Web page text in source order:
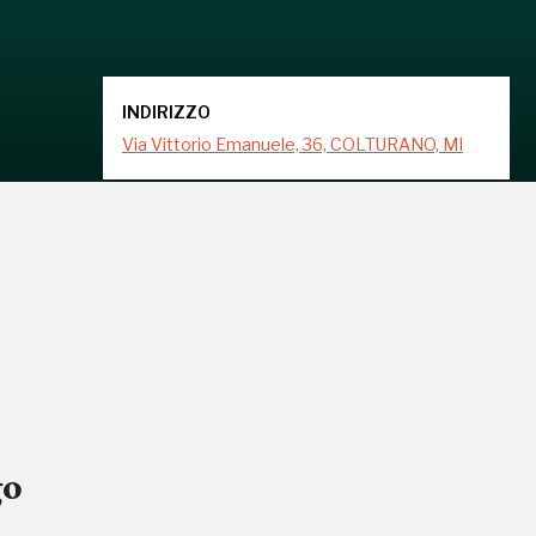
INDIRIZZO
Via Vittorio Emanuele, 36, COLTURANO, MI